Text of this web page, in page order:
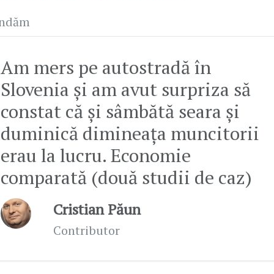
Am mers pe autostradă în
Slovenia și am avut surpriza să
constat că și sâmbătă seara și
duminică dimineața muncitorii
erau la lucru. Economie
comparată (două studii de caz)
Cristian Păun
Contributor